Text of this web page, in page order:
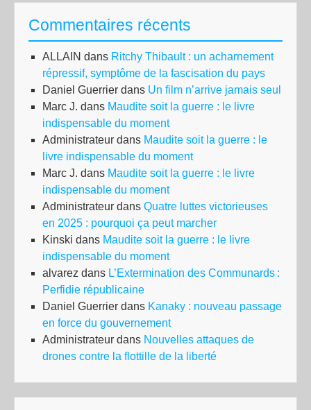
Commentaires récents
ALLAIN dans Ritchy Thibault : un acharnement
répressif, symptôme de la fascisation du pays
Daniel Guerrier dans Un film n’arrive jamais seul
Marc J. dans Maudite soit la guerre : le livre
indispensable du moment
Administrateur dans Maudite soit la guerre : le
livre indispensable du moment
Marc J. dans Maudite soit la guerre : le livre
indispensable du moment
Administrateur dans Quatre luttes victorieuses
en 2025 : pourquoi ça peut marcher
Kinski dans Maudite soit la guerre : le livre
indispensable du moment
alvarez dans L’Extermination des Communards :
Perfidie républicaine
Daniel Guerrier dans Kanaky : nouveau passage
en force du gouvernement
Administrateur dans Nouvelles attaques de
drones contre la flottille de la liberté